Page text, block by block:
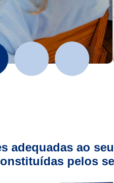
adequadas ao seu
pelos